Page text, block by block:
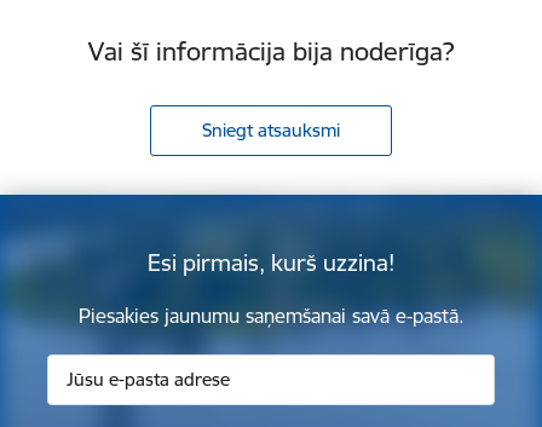
Vai šī informācija bija noderīga?
Sniegt atsauksmi
Esi pirmais, kurš uzzina!
Piesakies jaunumu saņemšanai savā e-pastā.